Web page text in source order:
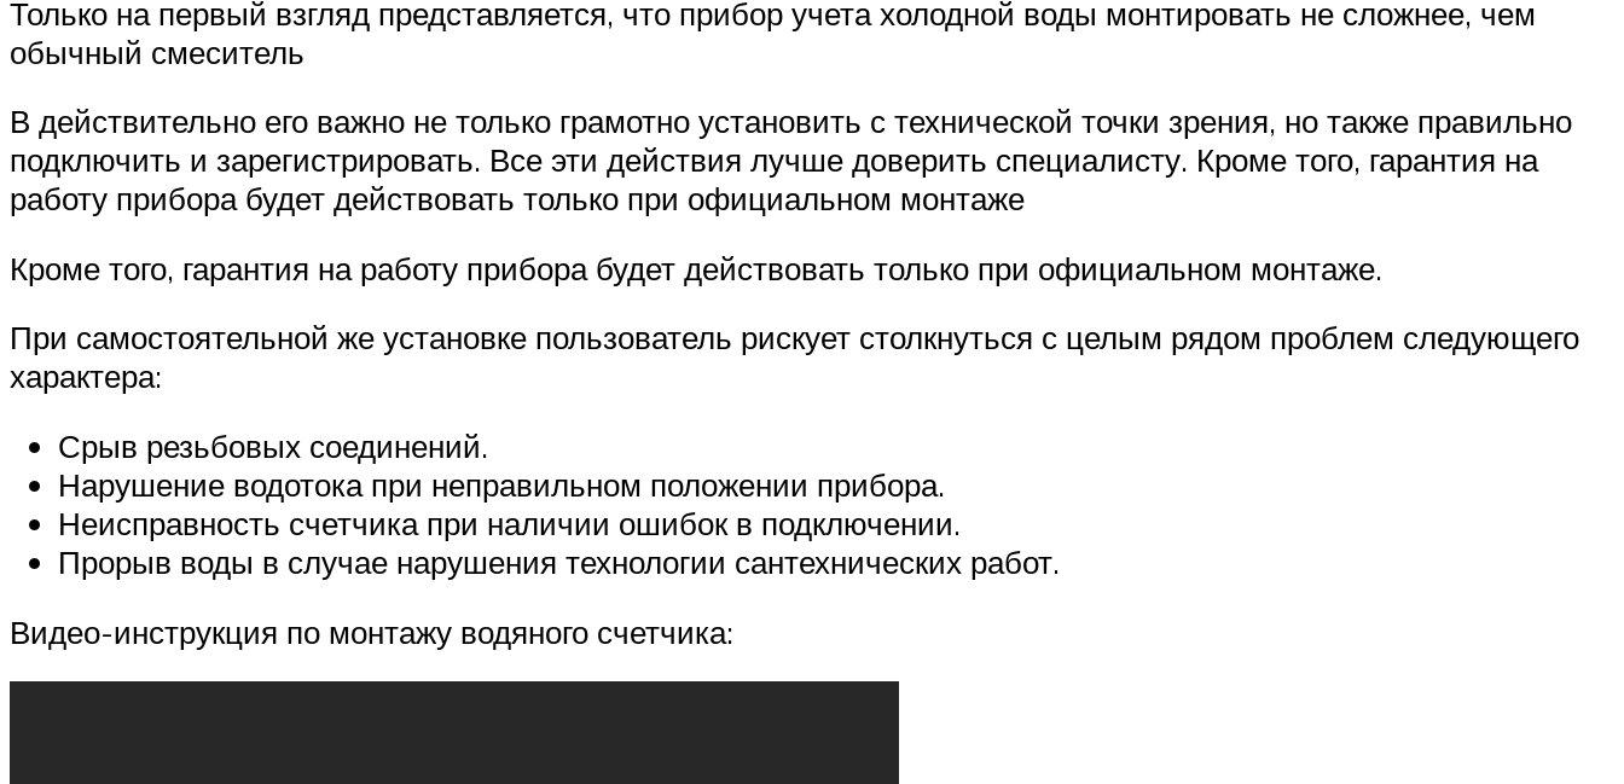
Только на первый взгляд представляется, что прибор учета холодной воды монтировать не сложнее, чем
обычный смеситель
В действительно его важно не только грамотно установить с технической точки зрения, но также правильно
подключить и зарегистрировать. Все эти действия лучше доверить специалисту. Кроме того, гарантия на
работу прибора будет действовать только при официальном монтаже
Кроме того, гарантия на работу прибора будет действовать только при официальном монтаже.
При самостоятельной же установке пользователь рискует столкнуться с целым рядом проблем следующего
характера:
Срыв резьбовых соединений.
Нарушение водотока при неправильном положении прибора.
Неисправность счетчика при наличии ошибок в подключении.
Прорыв воды в случае нарушения технологии сантехнических работ.
Видео-инструкция по монтажу водяного счетчика: